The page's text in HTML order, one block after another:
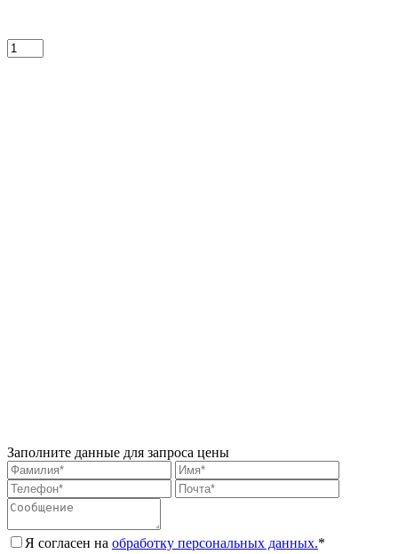
Заполните данные для запроса цены
Я согласен на обработку персональных данных.*